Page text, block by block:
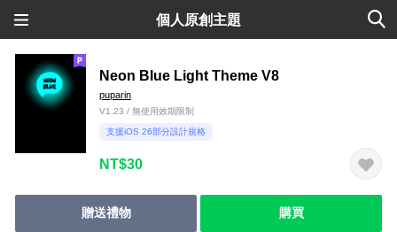
個人原創主題
Neon Blue Light Theme V8
puparin
V1.23 / 無使用效期限制
支援iOS 26部分設計規格
NT$30
贈送禮物 購買